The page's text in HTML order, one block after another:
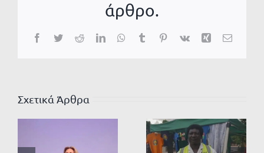
άρθρο.
Facebook
TwitterRedditLinkedInWhatsApp
TumblrPinterest
Vk Xing Email
Σχετικά Άρθρα